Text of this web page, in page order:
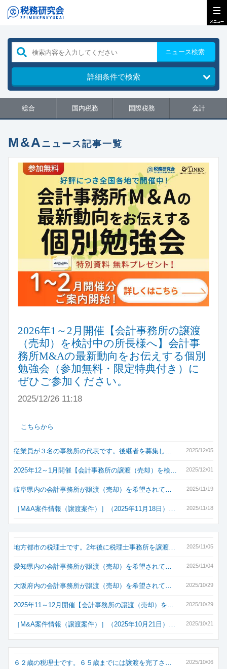
ニュース検索
詳細条件で検索
総合 国内税務 国際税務 会計
M&Aニュース記事一覧
2026年1～2月開催【会計事務所の譲渡
（売却）を検討中の所長様へ】会計事
務所M&Aの最新動向をお伝えする個別
勉強会（参加無料・限定特典付き）に
ぜひご参加ください。
2025/12/26 11:18
こちらから
2025/12/05
従業員が３名の事務所の代表です。後継者を募集し…
2025/12/01
2025年12～1月開催【会計事務所の譲渡（売却）を検…
2025/11/19
岐阜県内の会計事務所が譲渡（売却）を希望されて…
2025/11/18
［M&A案件情報（譲渡案件）］（2025年11月18日）…
2025/11/05
地方都市の税理士です。2年後に税理士事務所を譲渡…
2025/11/04
愛知県内の会計事務所が譲渡（売却）を希望されて…
2025/10/29
大阪府内の会計事務所が譲渡（売却）を希望されて…
2025/10/29
2025年11～12月開催【会計事務所の譲渡（売却）を…
2025/10/21
［M&A案件情報（譲渡案件）］（2025年10月21日）…
2025/10/06
６２歳の税理士です。６５歳までには譲渡を完了さ…